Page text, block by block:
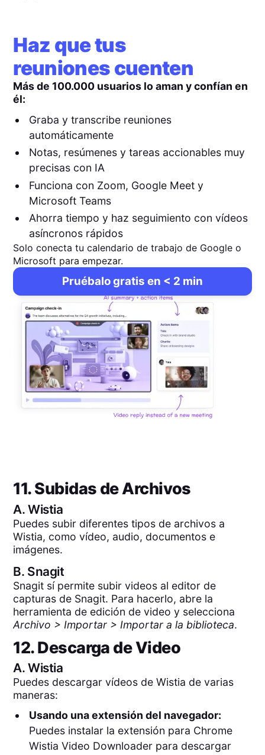
Haz que tus
reuniones cuenten
Más de 100.000 usuarios lo aman y confían en
él:
Graba y transcribe reuniones
automáticamente
Notas, resúmenes y tareas accionables muy
precisas con IA
Funciona con Zoom, Google Meet y
Microsoft Teams
Ahorra tiempo y haz seguimiento con vídeos
asíncronos rápidos
Solo conecta tu calendario de trabajo de Google o
Microsoft para empezar.
Pruébalo gratis en < 2 min
11. Subidas de Archivos
A.Wistia
Puedes subir diferentes tipos de archivos a
Wistia, como vídeo, audio, documentos e
imágenes.
B. Snagit
Snagit sí permite subir videos al editor de
capturas de Snagit. Para hacerlo, abre la
herramienta de edición de video y selecciona
Archivo > Importar > Importar a la biblioteca.
12. Descarga de Video
A.Wistia
Puedes descargar vídeos de Wistia de varias
maneras:
Usando una extensión del navegador:
Puedes instalar la extensión para Chrome
Wistia Video Downloader para descargar